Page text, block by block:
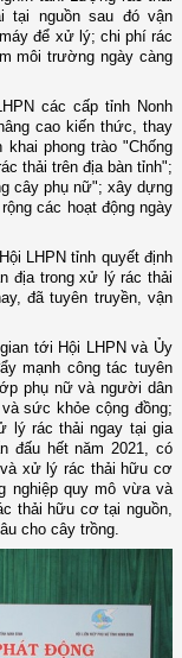
tại nguồn sau đó vận
để xử lý; chi phí rác
môi trường ngày càng
các cấp tỉnh Nonh
cao kiến thức, thay
phong trào "Chống
thải trên địa bàn tỉnh";
cây phụ nữ"; xây dựng
các hoạt động ngày
LHPN tỉnh quyết định
địa trong xử lý rác thải
đã tuyên truyền, vận
tới Hội LHPN và Ủy
mạnh công tác tuyên
phụ nữ và người dân
sức khỏe cộng đồng;
lý rác thải ngay tại gia
đấu hết năm 2021, có
xử lý rác thải hữu cơ
nghiệp quy mô vừa và
thải hữu cơ tại nguồn,
cho cây trồng.